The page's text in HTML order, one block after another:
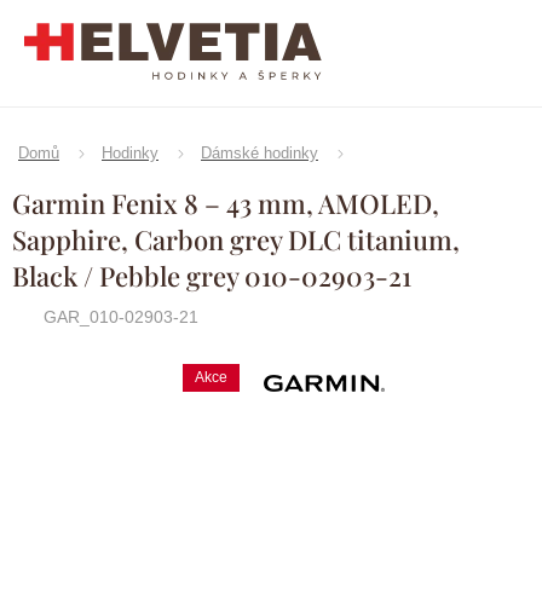
Domů Hodinky Dámské hodinky
Garmin Fenix 8 – 43 mm, AMOLED,
Sapphire, Carbon grey DLC titanium,
Black / Pebble grey 010-02903-21
GAR_010-02903-21
Akce Značka:Garmin